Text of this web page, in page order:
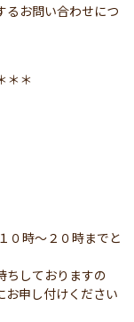
お問い合わせにつ
＊＊
０時～２０時までと
ちしておりますの
お申し付けください